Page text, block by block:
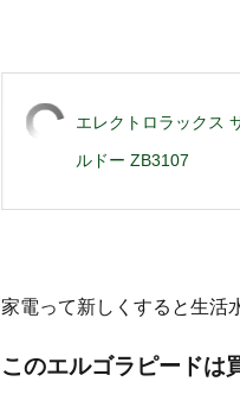
エレクトロラックス
ルドー ZB3107
家電って新しくすると生活
このエルゴラピードは